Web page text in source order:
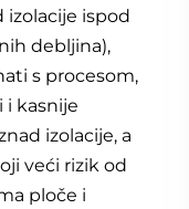
izolacije ispod
debljina),
s procesom,
i kasnije
izolacije, a
veći rizik od
ploče i